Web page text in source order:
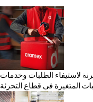
لاستيفاء الطلبات وخدمات